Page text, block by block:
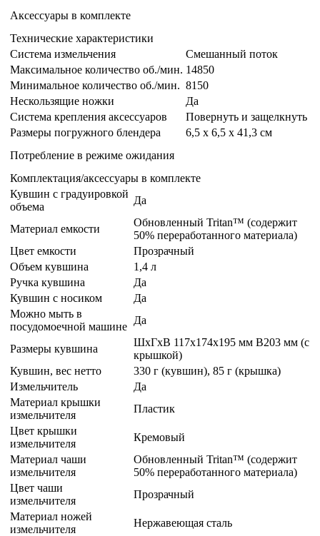
Аксессуары в комплекте
Технические характеристики
Система измельчения
Смешанный поток
Максимальное количество об./мин. 14850
Минимальное количество об./мин. 8150
Нескользящие ножки
Да
Система крепления аксессуаров
Повернуть и защелкнуть
Размеры погружного блендера
6,5 x 6,5 x 41,3 см
Потребление в режиме ожидания
Комплектация/аксессуары в комплекте
Кувшин с градуировкой
объема
Да
Материал емкости
Обновленный Tritan™ (содержит
50% переработанного материала)
Цвет емкости
Прозрачный
Объем кувшина
1,4 л
Ручка кувшина
Да
Кувшин с носиком
Да
Можно мыть в
посудомоечной машине
Да
Размеры кувшина
ШхГхВ 117x174x195 мм В203 мм (с
крышкой)
Кувшин, вес нетто
330 г (кувшин), 85 г (крышка)
Измельчитель
Да
Материал крышки
измельчителя
Пластик
Цвет крышки
измельчителя
Кремовый
Материал чаши
измельчителя
Обновленный Tritan™ (содержит
50% переработанного материала)
Цвет чаши
измельчителя
Прозрачный
Материал ножей
измельчителя
Нержавеющая сталь